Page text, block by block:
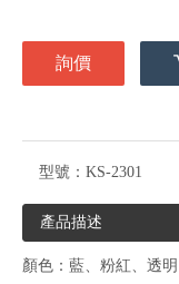
詢價
型號： KS-2301
產品描述
顏色：藍、粉紅、透